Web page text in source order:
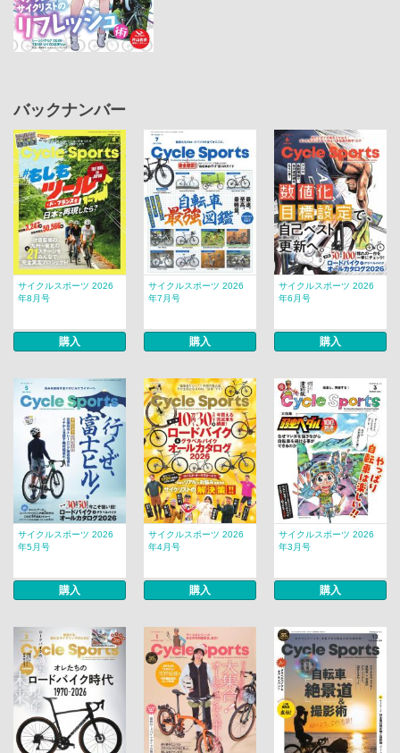
バックナンバー
サイクルスポーツ 2026
年8月号
購入
サイクルスポーツ 2026
年7月号
購入
サイクルスポーツ 2026
年6月号
購入
サイクルスポーツ 2026
年5月号
購入
サイクルスポーツ 2026
年4月号
購入
サイクルスポーツ 2026
年3月号
購入